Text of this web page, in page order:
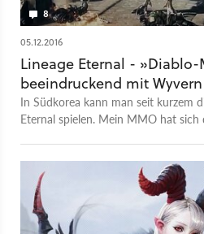
8
05.12.2016
Lineage Eternal -
beeindruckend mit
In Südkorea kann man seit kurzem
Eternal spielen. Mein MMO hat sich
Massenschlacht geworfen und legt
Bossgegnern an.